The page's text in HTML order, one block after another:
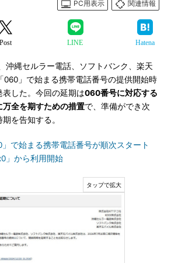
PC用表示
関連情報
Post LINE Hatena
縄セルラー電話、ソフトバンク、楽天
060」で始まる携帯電話番号の提供開始時
した。今回の延期は060番号に対応する
全を期すための措置で、準備ができ次
を告知する。
」で始まる携帯電話番号が順次スタート
」から利用開始